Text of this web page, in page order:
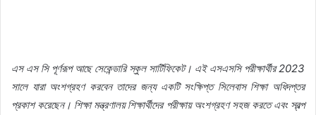
এস এস সি পূর্ণরূপ আছে সেকেন্ডারি স্কুল সার্টিফিকেট। এই এসএসসি পরীক্ষার্থীর 2023
সালে যারা অংশগ্রহণ করবেন তাদের জন্য একটি সংক্ষিপ্ত সিলেবাস শিক্ষা অধিদপ্তর
প্রকাশ করেছেন। শিক্ষা মন্ত্রণালয় শিক্ষার্থীদের পরীক্ষায় অংশগ্রহণ সহজ করতে এবং স্বল্প